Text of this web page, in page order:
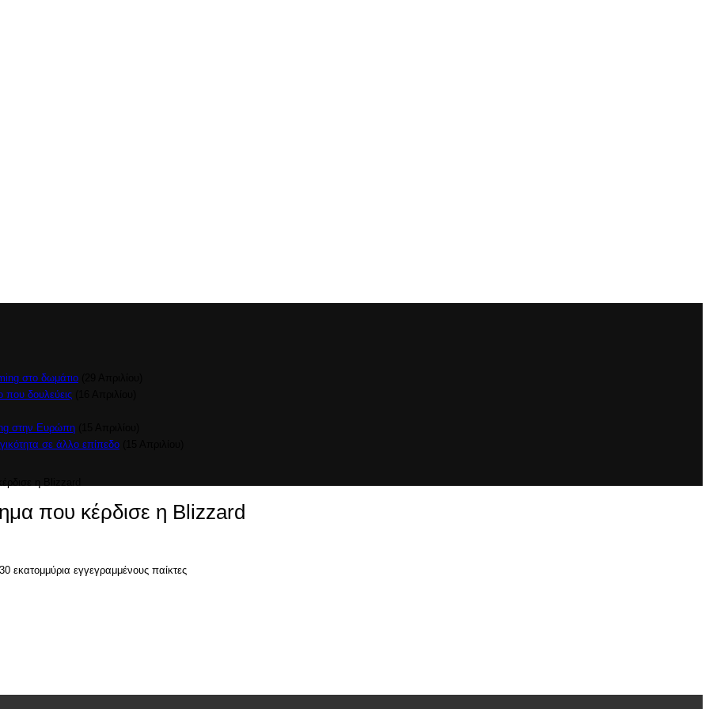
στο δωμάτιο
που δουλεύεις
στην Ευρώπη
σε άλλο επίπεδο
η Blizzard
που κέρδισε η Blizzard
εγγεγραμμένους παίκτες